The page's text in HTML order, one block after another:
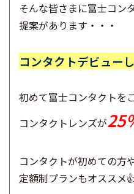
そんな皆さまに富士コン
提案があります・・・
コンタクトデビューし
初めて富士コンタクトを
コンタクトレンズが25
コンタクトが初めての方
定額制プランもオススメ